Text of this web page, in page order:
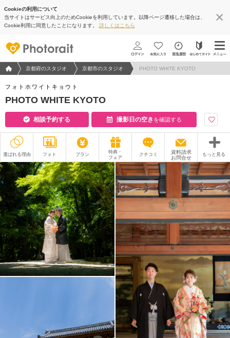
Cookieの利用について
当サイトはサービス向上のためCookieを利用しています。以降ページ遷移した場合は、
Cookie利用に同意したことになります。 詳しくはこちら
フォトウエディング/結婚写真のPhotorait ホーム
京都府のスタジオ 京都市のスタジオ PHOTO WHITE KYOTO
フォトホワイトキョウト
PHOTO WHITE KYOTO
相談予約する 撮影日の空き を確認する
選ばれる理由 フォト プラン
特典・
フェア
クチコミ
資料請求
お問合せ
もっと見る
撮影レポート フォトグラファー
衣装 ムービー
オプション
アクセス/TEL スタジオトップ
こだわりポイント